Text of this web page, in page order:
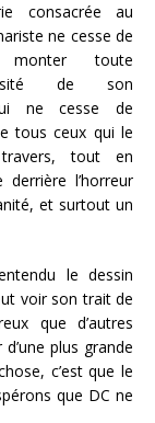
consacrée au
ne cesse de
monter toute
de son
ne cesse de
tous ceux qui le
tout en
l’horreur
et surtout un
le dessin
voir son trait de
que d’autres
plus grande
c’est que le
que DC ne